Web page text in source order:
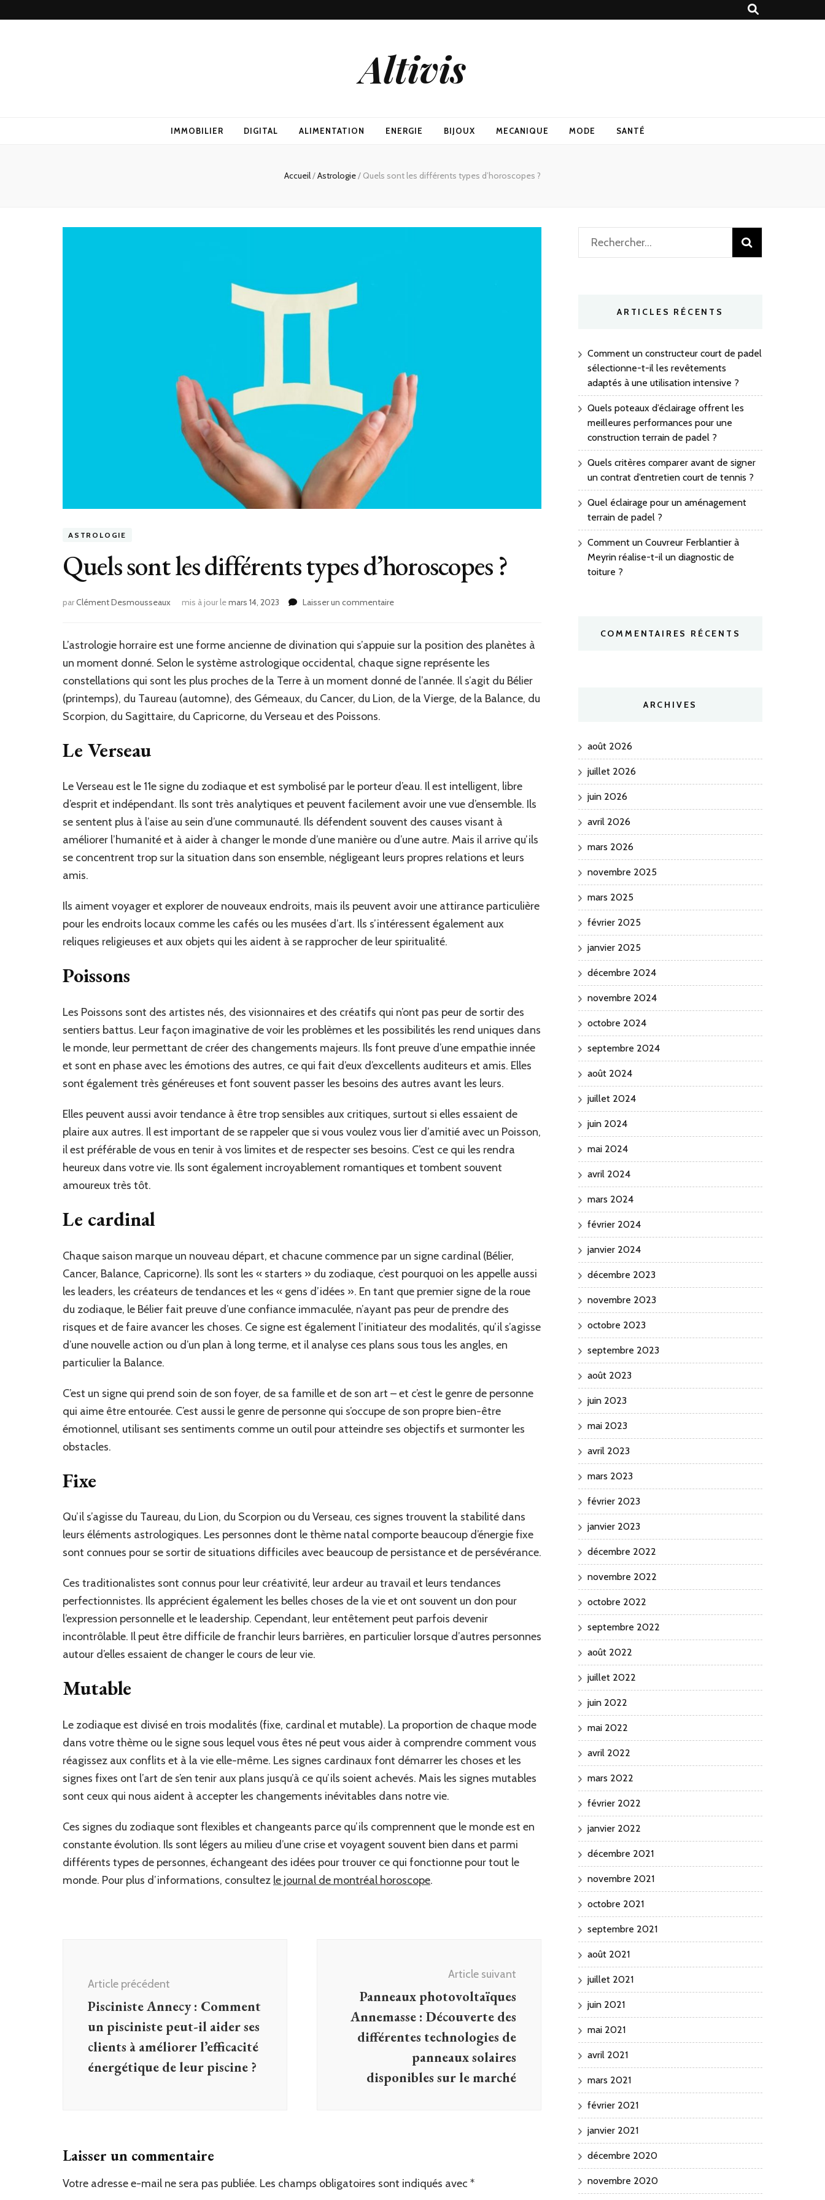
Altivis
IMMOBILIER DIGITAL ALIMENTATION ENERGIE BIJOUX MECANIQUE MODE SANTÉ
Accueil/Astrologie/ Quels sont les différents types d’horoscopes ?
ASTROLOGIE
Quels sont les différents types d’horoscopes ?
parClément Desmousseaux mis à jour lemars 14, 2023 Laisser un commentairesur
différents
types
d’horoscopes
L’astrologie horraire est une forme ancienne de divination qui s’appuie sur la position des planètes à
un moment donné. Selon le système astrologique occidental, chaque signe représente les
constellations qui sont les plus proches de la Terre à un moment donné de l’année. Il s’agit du Bélier
(printemps), du Taureau (automne), des Gémeaux, du Cancer, du Lion, de la Vierge, de la Balance, du
Scorpion, du Sagittaire, du Capricorne, du Verseau et des Poissons.
Le Verseau
Le Verseau est le 11e signe du zodiaque et est symbolisé par le porteur d’eau. Il est intelligent, libre
d’esprit et indépendant. Ils sont très analytiques et peuvent facilement avoir une vue d’ensemble. Ils
se sentent plus à l’aise au sein d’une communauté. Ils défendent souvent des causes visant à
améliorer l’humanité et à aider à changer le monde d’une manière ou d’une autre. Mais il arrive qu’ils
se concentrent trop sur la situation dans son ensemble, négligeant leurs propres relations et leurs
amis.
Ils aiment voyager et explorer de nouveaux endroits, mais ils peuvent avoir une attirance particulière
pour les endroits locaux comme les cafés ou les musées d’art. Ils s’intéressent également aux
reliques religieuses et aux objets qui les aident à se rapprocher de leur spiritualité.
Poissons
Les Poissons sont des artistes nés, des visionnaires et des créatifs qui n’ont pas peur de sortir des
sentiers battus. Leur façon imaginative de voir les problèmes et les possibilités les rend uniques dans
le monde, leur permettant de créer des changements majeurs. Ils font preuve d’une empathie innée
et sont en phase avec les émotions des autres, ce qui fait d’eux d’excellents auditeurs et amis. Elles
sont également très généreuses et font souvent passer les besoins des autres avant les leurs.
Elles peuvent aussi avoir tendance à être trop sensibles aux critiques, surtout si elles essaient de
plaire aux autres. Il est important de se rappeler que si vous voulez vous lier d’amitié avec un Poisson,
il est préférable de vous en tenir à vos limites et de respecter ses besoins. C’est ce qui les rendra
heureux dans votre vie. Ils sont également incroyablement romantiques et tombent souvent
amoureux très tôt.
Le cardinal
Chaque saison marque un nouveau départ, et chacune commence par un signe cardinal (Bélier,
Cancer, Balance, Capricorne). Ils sont les « starters » du zodiaque, c’est pourquoi on les appelle aussi
les leaders, les créateurs de tendances et les « gens d’idées ». En tant que premier signe de la roue
du zodiaque, le Bélier fait preuve d’une confiance immaculée, n’ayant pas peur de prendre des
risques et de faire avancer les choses. Ce signe est également l’initiateur des modalités, qu’il s’agisse
d’une nouvelle action ou d’un plan à long terme, et il analyse ces plans sous tous les angles, en
particulier la Balance.
C’est un signe qui prend soin de son foyer, de sa famille et de son art – et c’est le genre de personne
qui aime être entourée. C’est aussi le genre de personne qui s’occupe de son propre bien-être
émotionnel, utilisant ses sentiments comme un outil pour atteindre ses objectifs et surmonter les
obstacles.
Fixe
Qu’il s’agisse du Taureau, du Lion, du Scorpion ou du Verseau, ces signes trouvent la stabilité dans
leurs éléments astrologiques. Les personnes dont le thème natal comporte beaucoup d’énergie fixe
sont connues pour se sortir de situations difficiles avec beaucoup de persistance et de persévérance.
Ces traditionalistes sont connus pour leur créativité, leur ardeur au travail et leurs tendances
perfectionnistes. Ils apprécient également les belles choses de la vie et ont souvent un don pour
l’expression personnelle et le leadership. Cependant, leur entêtement peut parfois devenir
incontrôlable. Il peut être difficile de franchir leurs barrières, en particulier lorsque d’autres personnes
autour d’elles essaient de changer le cours de leur vie.
Mutable
Le zodiaque est divisé en trois modalités (fixe, cardinal et mutable). La proportion de chaque mode
dans votre thème ou le signe sous lequel vous êtes né peut vous aider à comprendre comment vous
réagissez aux conflits et à la vie elle-même. Les signes cardinaux font démarrer les choses et les
signes fixes ont l’art de s’en tenir aux plans jusqu’à ce qu’ils soient achevés. Mais les signes mutables
sont ceux qui nous aident à accepter les changements inévitables dans notre vie.
Ces signes du zodiaque sont flexibles et changeants parce qu’ils comprennent que le monde est en
constante évolution. Ils sont légers au milieu d’une crise et voyagent souvent bien dans et parmi
différents types de personnes, échangeant des idées pour trouver ce qui fonctionne pour tout le
monde. Pour plus d’informations, consultez le journal de montréal horoscope.
Article précédent
Pisciniste Annecy : Comment
un pisciniste peut-il aider ses
clients à améliorer l’efficacité
énergétique de leur piscine ?
Article suivant
Panneaux photovoltaïques
Annemasse : Découverte des
différentes technologies de
panneaux solaires
disponibles sur le marché
Laisser un commentaire
Votre adresse e-mail ne sera pas publiée. Les champs obligatoires sont indiqués avec *
Alternative:
Rechercher :
ARTICLES RÉCENTS
Comment un constructeur court de padel
sélectionne-t-il les revêtements
adaptés à une utilisation intensive ?
Quels poteaux d’éclairage offrent les
meilleures performances pour une
construction terrain de padel ?
Quels critères comparer avant de signer
un contrat d’entretien court de tennis ?
Quel éclairage pour un aménagement
terrain de padel ?
Comment un Couvreur Ferblantier à
Meyrin réalise-t-il un diagnostic de
toiture ?
COMMENTAIRES RÉCENTS
ARCHIVES
août 2026
juillet 2026
juin 2026
avril 2026
mars 2026
novembre 2025
mars 2025
février 2025
janvier 2025
décembre 2024
novembre 2024
octobre 2024
septembre 2024
août 2024
juillet 2024
juin 2024
mai 2024
avril 2024
mars 2024
février 2024
janvier 2024
décembre 2023
novembre 2023
octobre 2023
septembre 2023
août 2023
juin 2023
mai 2023
avril 2023
mars 2023
février 2023
janvier 2023
décembre 2022
novembre 2022
octobre 2022
septembre 2022
août 2022
juillet 2022
juin 2022
mai 2022
avril 2022
mars 2022
février 2022
janvier 2022
décembre 2021
novembre 2021
octobre 2021
septembre 2021
août 2021
juillet 2021
juin 2021
mai 2021
avril 2021
mars 2021
février 2021
janvier 2021
décembre 2020
novembre 2020